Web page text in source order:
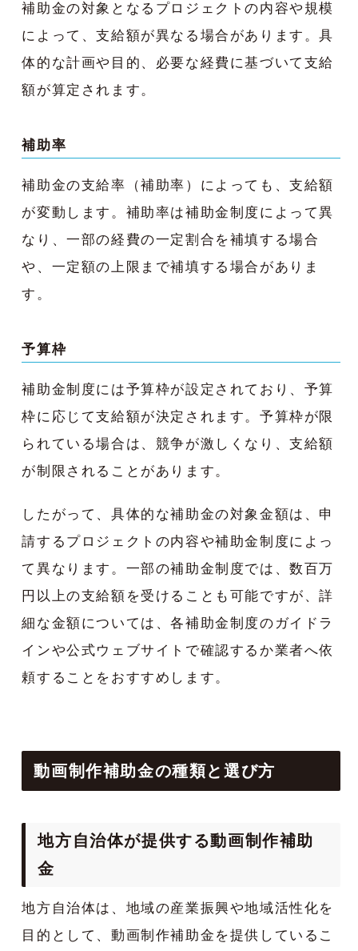
補助金の対象となるプロジェクトの内容や規模
によって、支給額が異なる場合があります。具
体的な計画や目的、必要な経費に基づいて支給
額が算定されます。
補助率
補助金の支給率（補助率）によっても、支給額
が変動します。補助率は補助金制度によって異
なり、一部の経費の一定割合を補填する場合
や、一定額の上限まで補填する場合がありま
す。
予算枠
補助金制度には予算枠が設定されており、予算
枠に応じて支給額が決定されます。予算枠が限
られている場合は、競争が激しくなり、支給額
が制限されることがあります。
したがって、具体的な補助金の対象金額は、申
請するプロジェクトの内容や補助金制度によっ
て異なります。一部の補助金制度では、数百万
円以上の支給額を受けることも可能ですが、詳
細な金額については、各補助金制度のガイドラ
インや公式ウェブサイトで確認するか業者へ依
頼することをおすすめします。
動画制作補助金の種類と選び方
地方自治体が提供する動画制作補助
金
地方自治体は、地域の産業振興や地域活性化を
目的として、動画制作補助金を提供しているこ